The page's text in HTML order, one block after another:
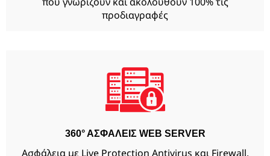
προδιαγραφές
360° ΑΣΦΑΛΕΙΣ WEB SERVER
Ασφάλεια με Live Protection Antivirus και Firewall,